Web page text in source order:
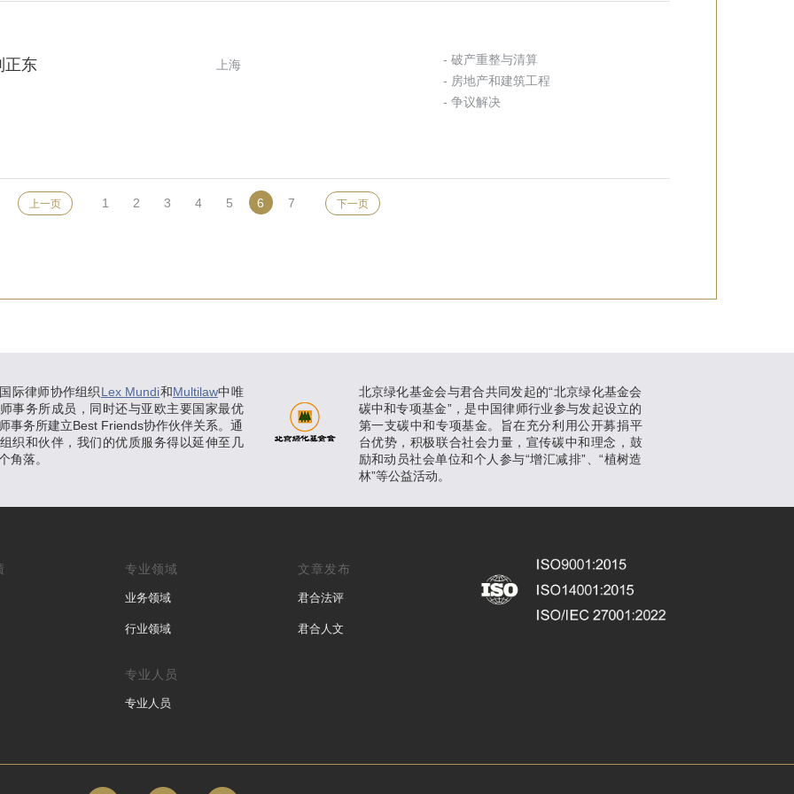
正东 上海
- 破产重整与清算
- 房地产和建筑工程
- 争议解决
上一页 1 2 3 4 5 6 7 下一页
际律师协作组织Lex Mundi和Multilaw中唯
事务所成员，同时还与亚欧主要国家最优
事务所建立Best Friends协作伙伴关系。通
织和伙伴，我们的优质服务得以延伸至几
角落。
北京绿化基金会与君合共同发起的“北京绿化基金会
碳中和专项基金”，是中国律师行业参与发起设立的
第一支碳中和专项基金。旨在充分利用公开募捐平
台优势，积极联合社会力量，宣传碳中和理念，鼓
励和动员社会单位和个人参与“增汇减排”、“植树造
林”等公益活动。
专业领域
业务领域
行业领域
专业人员
专业人员
文章发布
君合法评
君合人文